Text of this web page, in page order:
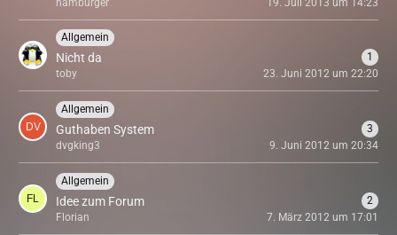
Allgemein
Nicht da
1
toby
23. Juni 2012 um 22:20
Allgemein
Guthaben System
3
dvgking3
9. Juni 2012 um 20:34
Allgemein
Idee zum Forum
2
Florian
7. März 2012 um 17:01